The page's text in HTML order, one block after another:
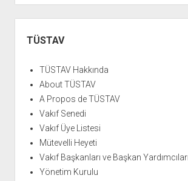
Menü
TÜSTAV
TÜSTAV Hakkında
About TÜSTAV
A Propos de TÜSTAV
Vakıf Senedi
Vakıf Üye Listesi
Mütevelli Heyeti
Vakıf Başkanları ve Başkan
Yönetim Kurulu